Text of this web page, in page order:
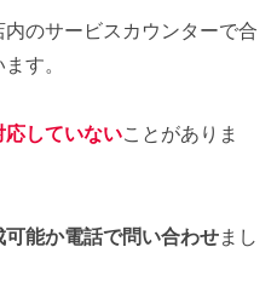
のサービスカウンターで合
す。
応していないことがありま
能か電話で問い合わせまし